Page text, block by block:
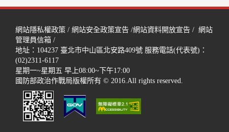
網站隱私權政策 / 網站安全政策宣告 /網站資料開放宣告 / 網站
管理員信箱 /
地址：104237 臺北市中山區北安路409號 服務電話(代表號)：
(02)2311-6117
星期一~星期五 早上08:00~下午17:00
國防部政治作戰局版權所有 © 2016.All rights reserved.